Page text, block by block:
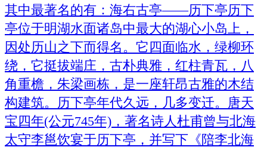
其中最著名的有：海右古亭——历下亭历下
亭位于明湖水面诸岛中最大的湖心小岛上，
因处历山之下而得名。它四面临水，绿柳环
绕，它挺拔端庄，古朴典雅，红柱青瓦，八
角重檐，朱梁画栋，是一座轩昂古雅的木结
构建筑。历下亭年代久远，几多变迁。唐天
宝四年(公元745年)，著名诗人杜甫曾与北海
太守李邕饮宴于历下亭，并写下《陪李北海